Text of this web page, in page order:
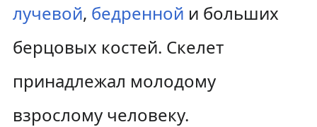
лучевой, бедренной и больших
берцовых костей. Скелет
принадлежал молодому
взрослому человеку.